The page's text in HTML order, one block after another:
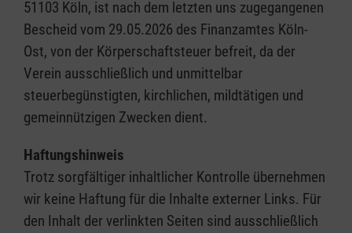
51103 Köln, ist nach dem letzten uns zugegangenen
Bescheid vom 29.05.2026 des Finanzamtes Köln-
Ost, von der Körperschaftsteuer befreit, da der
Verein ausschließlich und unmittelbar
steuerbegünstigten, kirchlichen, mildtätigen und
gemeinnützigen Zwecken dient.
Haftungshinweis
Trotz sorgfältiger inhaltlicher Kontrolle übernehmen
wir keine Haftung für die Inhalte externer Links. Für
den Inhalt der verlinkten Seiten sind ausschließlich